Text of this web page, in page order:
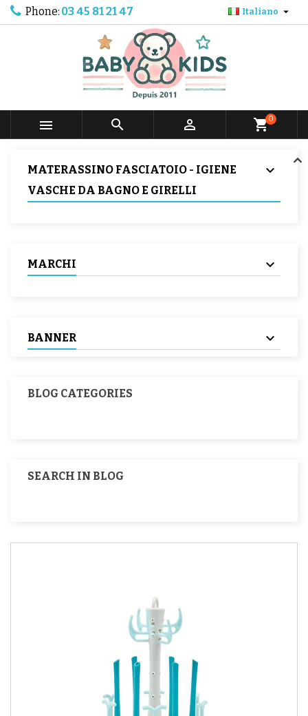
Phone: 03 45 81 21 47 Italiano 
   shopping_cart0
MATERASSINO FASCIATOIO - IGIENE
VASCHE DA BAGNO E GIRELLI
MARCHI
BANNER
BLOG CATEGORIES
SEARCH IN BLOG